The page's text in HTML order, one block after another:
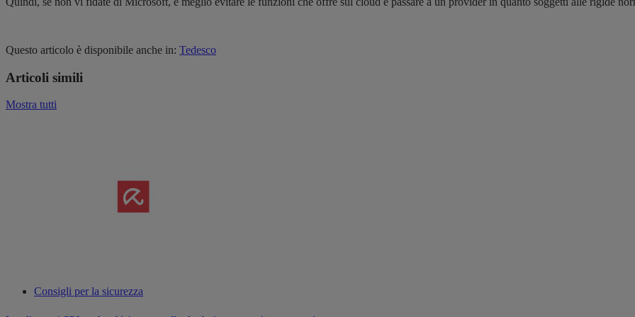
Questo articolo è disponibile anche in: Tedesco
Articoli simili
Mostra tutti
Consigli per la sicurezza